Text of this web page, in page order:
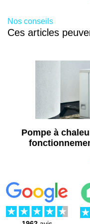
Pose de
Pose de
Pose de
Pose de
Isolation
Isolation
Installation
Installation
Travaux
PMR à Villejuif
Nos conseils
Ces articles
Pompe à